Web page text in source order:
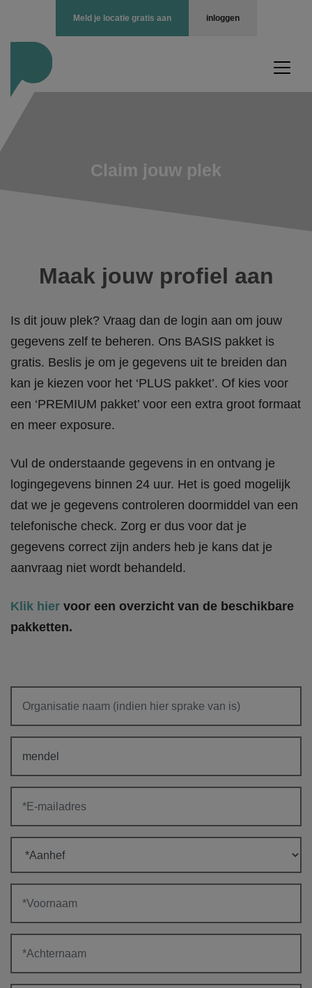
inloggen
Meld je locatie gratis aan
Claim jouw plek
Maak jouw profiel aan
Is dit jouw plek? Vraag dan de login aan om jouw
gegevens zelf te beheren. Ons BASIS pakket is
gratis. Beslis je om je gegevens uit te breiden dan
kan je kiezen voor het ‘PLUS pakket’. Of kies voor
een ‘PREMIUM pakket’ voor een extra groot formaat
en meer exposure.
Vul de onderstaande gegevens in en ontvang je
logingegevens binnen 24 uur. Het is goed mogelijk
dat we je gegevens controleren doormiddel van een
telefonische check. Zorg er dus voor dat je
gegevens correct zijn anders heb je kans dat je
aanvraag niet wordt behandeld.
Klik hier voor een overzicht van de beschikbare
pakketten.